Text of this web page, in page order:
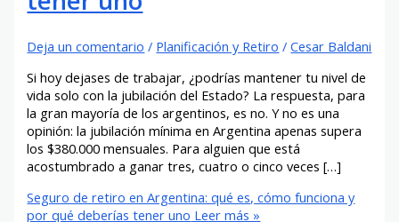
Deja un comentario / Planificación y Retiro /Cesar Baldani
Si hoy dejases de trabajar, ¿podrías mantener tu nivel de
vida solo con la jubilación del Estado? La respuesta, para
la gran mayoría de los argentinos, es no. Y no es una
opinión: la jubilación mínima en Argentina apenas supera
los $380.000 mensuales. Para alguien que está
acostumbrado a ganar tres, cuatro o cinco veces […]
Seguro de retiro en Argentina: qué es, cómo funciona y
por qué deberías tener uno Leer más »